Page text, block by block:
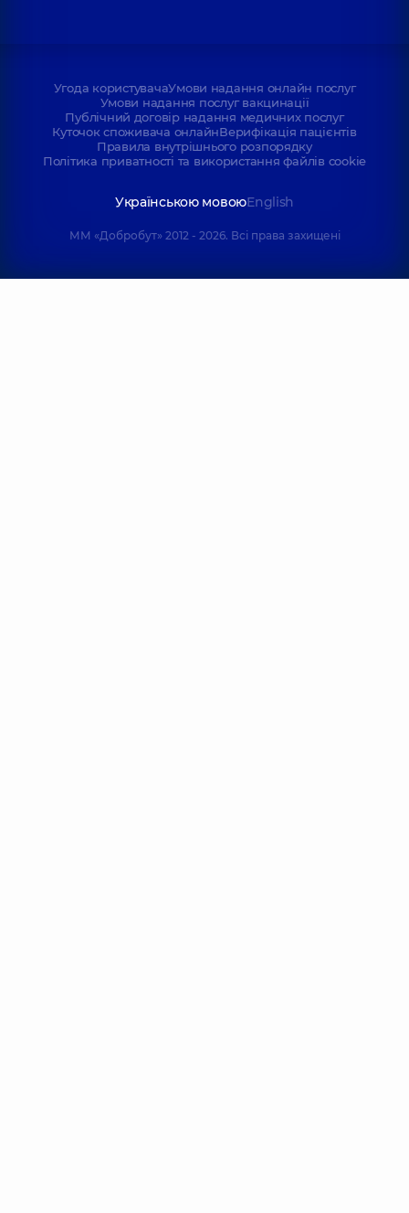
Угода користувачаУмови надання онлайн послуг
Умови надання послуг вакцинації
Публічний договір надання медичних послуг
Куточок споживача онлайнВерифікація пацієнтів
Правила внутрішнього розпорядку
Політика приватності та використання файлів cookie
Українською мовоюEnglish
ММ «Добробут» 2012 - 2026. Всі права захищені